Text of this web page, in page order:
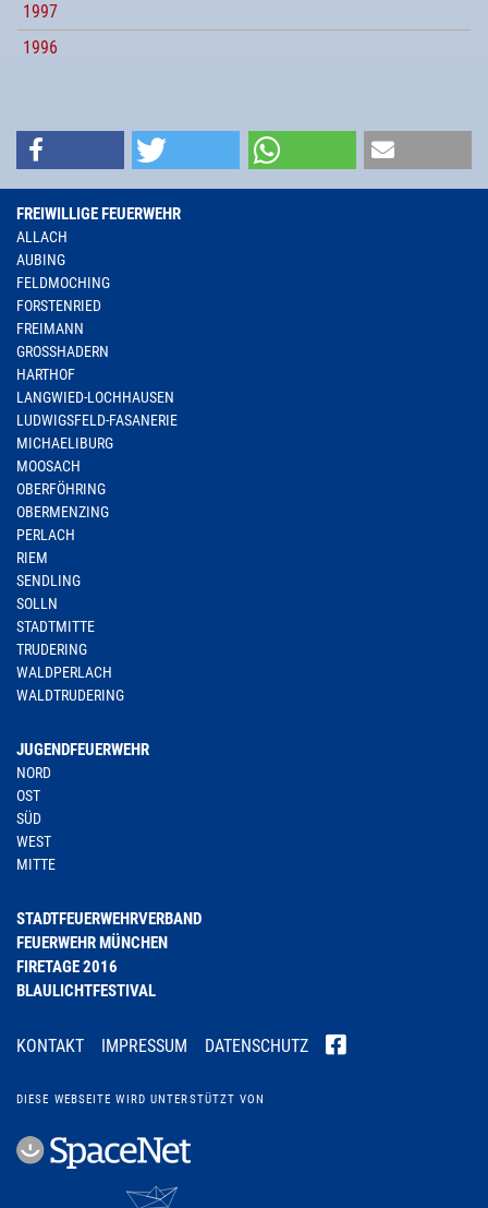
1997
1996
FREIWILLIGE FEUERWEHR
ALLACH
AUBING
FELDMOCHING
FORSTENRIED
FREIMANN
GROSSHADERN
HARTHOF
LANGWIED-LOCHHAUSEN
LUDWIGSFELD-FASANERIE
MICHAELIBURG
MOOSACH
OBERFÖHRING
OBERMENZING
PERLACH
RIEM
SENDLING
SOLLN
STADTMITTE
TRUDERING
WALDPERLACH
WALDTRUDERING
JUGENDFEUERWEHR
NORD
OST
SÜD
WEST
MITTE
STADTFEUERWEHRVERBAND
FEUERWEHR MÜNCHEN
FIRETAGE 2016
BLAULICHTFESTIVAL
KONTAKT IMPRESSUM DATENSCHUTZ
DIESE WEBSEITE WIRD UNTERSTÜTZT VON